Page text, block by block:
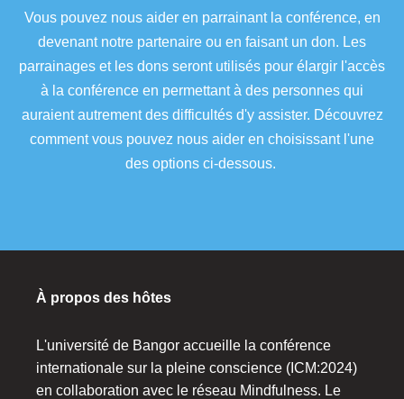
Vous pouvez nous aider en parrainant la conférence, en
devenant notre partenaire ou en faisant un don. Les
parrainages et les dons seront utilisés pour élargir l'accès
à la conférence en permettant à des personnes qui
auraient autrement des difficultés d'y assister. Découvrez
comment vous pouvez nous aider en choisissant l'une
des options ci-dessous.
À propos des hôtes
L'université de Bangor accueille la conférence
internationale sur la pleine conscience (ICM:2024)
en collaboration avec le réseau Mindfulness. Le